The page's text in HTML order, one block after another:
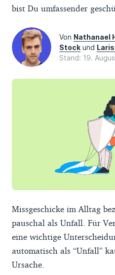
bist Du umfassender
Von Nathanael
Stock und
Stand: 19.
Missgeschicke im Alltag
pauschal als Unfall. Für
eine wichtige
automatisch als “Unfall”
Ursache.